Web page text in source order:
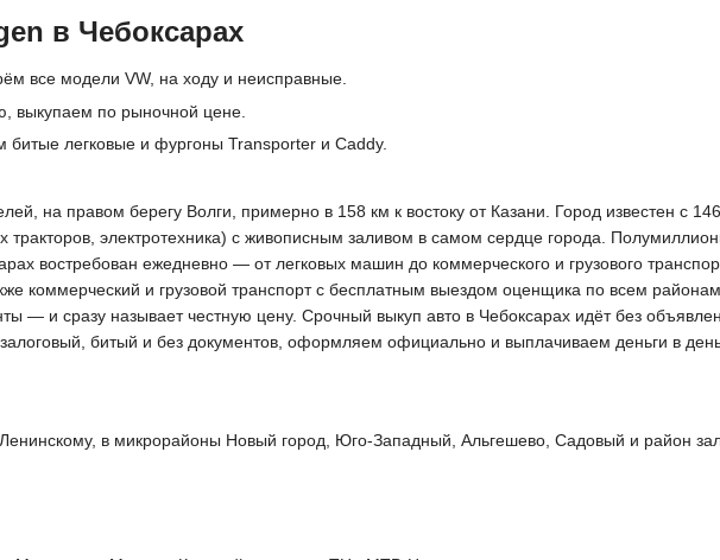
в Чебоксарах
все модели VW, на ходу и неисправные.
выкупаем по рыночной цене.
битые легковые и фургоны Transporter и Caddy.
на правом берегу Волги, примерно в 158 км к востоку от Казани. Город известен с
электротехника) с живописным заливом в самом сердце города.
востребован ежедневно — от легковых машин до коммерческого и грузового
коммерческий и грузовой транспорт с бесплатным выездом оценщика по всем
— и сразу называет честную цену. Срочный выкуп авто в Чебоксарах идёт без
битый и без документов, оформляем официально и выплачиваем деньги в
в микрорайоны Новый город, Юго-Западный, Альгешево, Садовый и район